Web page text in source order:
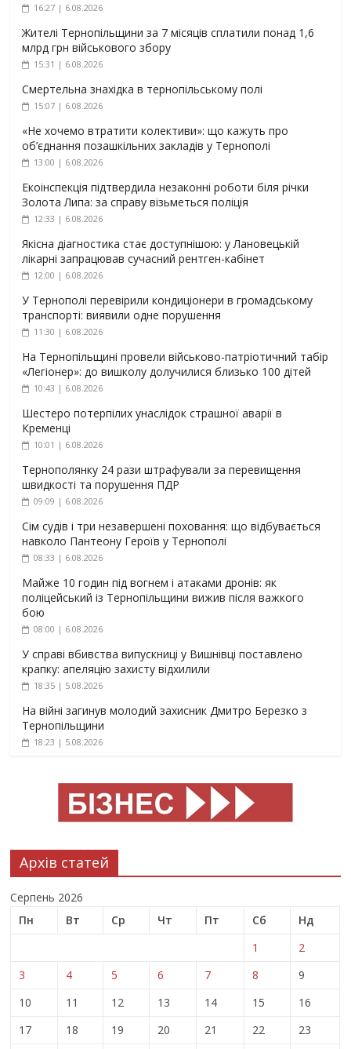
16:27 | 6.08.2026
Жителі Тернопільщини за 7 місяців сплатили понад 1,6
млрд грн військового збору
15:31 | 6.08.2026
Смертельна знахідка в тернопільському полі
15:07 | 6.08.2026
«Не хочемо втратити колективи»: що кажуть про
об’єднання позашкільних закладів у Тернополі
13:00 | 6.08.2026
Екоінспекція підтвердила незаконні роботи біля річки
Золота Липа: за справу візьметься поліція
12:33 | 6.08.2026
Якісна діагностика стає доступнішою: у Лановецькій
лікарні запрацював сучасний рентген-кабінет
12:00 | 6.08.2026
У Тернополі перевірили кондиціонери в громадському
транспорті: виявили одне порушення
11:30 | 6.08.2026
На Тернопільщині провели військово-патріотичний табір
«Легіонер»: до вишколу долучилися близько 100 дітей
10:43 | 6.08.2026
Шестеро потерпілих унаслідок страшної аварії в
Кременці
10:01 | 6.08.2026
Тернополянку 24 рази штрафували за перевищення
швидкості та порушення ПДР
09:09 | 6.08.2026
Сім судів і три незавершені поховання: що відбувається
навколо Пантеону Героїв у Тернополі
08:33 | 6.08.2026
Майже 10 годин під вогнем і атаками дронів: як
поліцейський із Тернопільщини вижив після важкого
бою
08:00 | 6.08.2026
У справі вбивства випускниці у Вишнівці поставлено
крапку: апеляцію захисту відхилили
18:35 | 5.08.2026
На війні загинув молодий захисник Дмитро Березко з
Тернопільщини
18:23 | 5.08.2026
Архів статей
Серпень 2026
Пн
Вт Ср Чт Пт Сб
Нд
1
2
3
4 5 6 7 8
9
10
11 12 13 14 15
16
17
18 19 20 21 22
23